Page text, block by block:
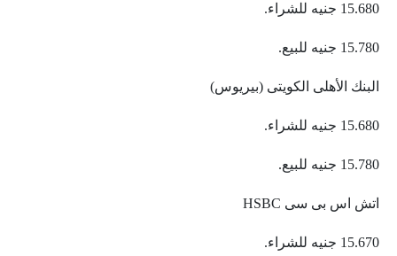
15.680 جنيه للشراء.
15.780 جنيه للبيع.
البنك الأهلى الكويتى (بيريوس)
15.680 جنيه للشراء.
15.780 جنيه للبيع.
اتش اس بى سى HSBC
15.670 جنيه للشراء.